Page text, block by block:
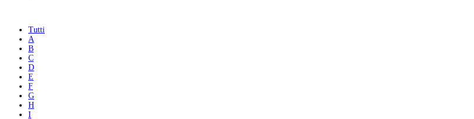
Tutti
A
B
C
D
E
F
G
H
I